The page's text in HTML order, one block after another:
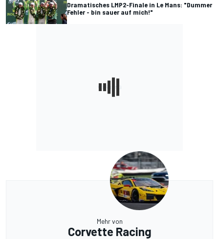
Dramatisches LMP2-Finale in Le Mans: "Dummer
Fehler - bin sauer auf mich!"
Mehr von
Corvette Racing